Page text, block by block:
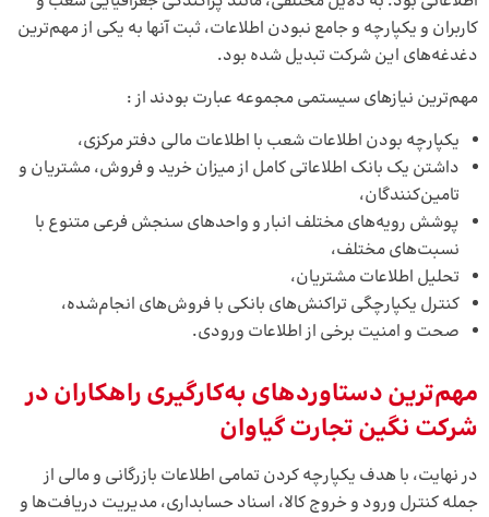
کاربران و یکپارچه و جامع نبودن اطلاعات، ثبت آنها به یکی از مهم‌ترین
دغدغه‌های این شرکت تبدیل شده بود.
مهم‌ترین نیازهای سیستمی مجموعه عبارت بودند از :
یکپارچه بودن اطلاعات شعب با اطلاعات مالی دفتر مرکزی،
داشتن یک بانک اطلاعاتی کامل از میزان خرید و فروش، مشتریان و
تامین‌کنندگان،
پوشش رویه‌های مختلف انبار و واحدهای سنجش فرعی متنوع با
نسبت‌های مختلف،
تحلیل اطلاعات مشتریان،
کنترل یکپارچگی تراکنش‌های بانکی با فروش‌های انجام‌شده،
صحت و امنیت برخی از اطلاعات ورودی.
مهم‌ترین دستاوردهای به‌کارگیری راهکاران در
شرکت نگین تجارت گیاوان
در نهایت، با هدف یکپارچه کردن تمامی اطلاعات بازرگانی و مالی از
جمله کنترل ورود و خروج کالا، اسناد حسابداری، مدیریت دریافت‌ها و